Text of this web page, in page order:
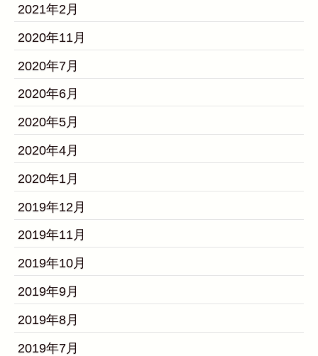
2021年2月
2020年11月
2020年7月
2020年6月
2020年5月
2020年4月
2020年1月
2019年12月
2019年11月
2019年10月
2019年9月
2019年8月
2019年7月